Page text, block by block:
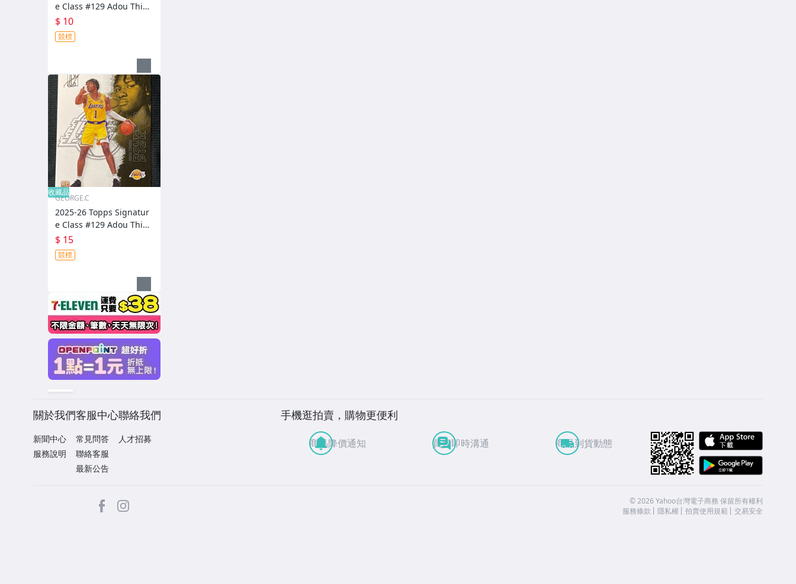
e Class #129 Adou Thier
o RC
$ 10
競標
收藏品
GEORGE.C
2025-26 Topps Signatur
e Class #129 Adou Thier
o RC
$ 15
競標
關於我們
新聞中心
服務說明
客服中心
常見問答
聯絡客服
最新公告
聯絡我們
人才招募
手機逛拍賣，購物更便利
商品降價通知 買賣即時溝通 商品到貨動態
facebook ©2026 Yahoo台灣電子商務 保留所有權利
服務條款
隱私權 拍賣使用規範 交易安全